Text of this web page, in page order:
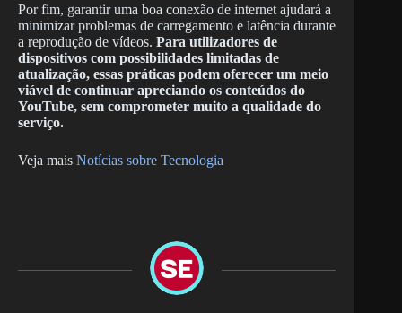
Por fim, garantir uma boa conexão de internet ajudará a
minimizar problemas de carregamento e latência durante
a reprodução de vídeos. Para utilizadores de
dispositivos com possibilidades limitadas de
atualização, essas práticas podem oferecer um meio
viável de continuar apreciando os conteúdos do
YouTube, sem comprometer muito a qualidade do
serviço.
Veja mais Notícias sobre Tecnologia